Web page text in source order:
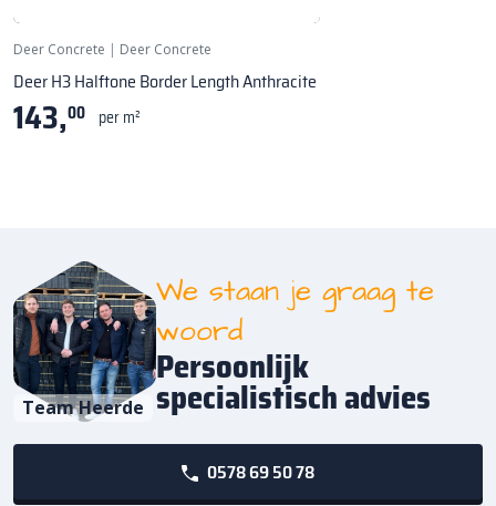
Deer Concrete | Deer Concrete
Deer H3 Halftone Border Length Anthracite
143,00 per m²
Team Heerde
We staan je graag te
woord
Persoonlijk
specialistisch advies
0578 69 50 78